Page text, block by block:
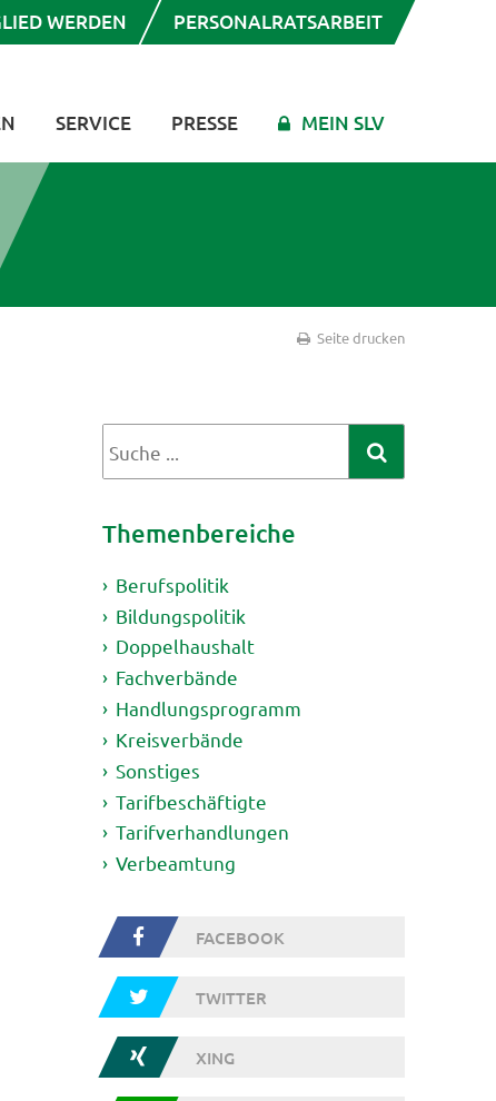
WERDEN PERSONALRATSARBEIT
SERVICE PRESSE MEIN SLV
Seite drucken
Themenbereiche
Berufspolitik
Bildungspolitik
Doppelhaushalt
Fachverbände
Handlungsprogramm
Kreisverbände
Sonstiges
Tarifbeschäftigte
Tarifverhandlungen
Verbeamtung
FACEBOOK
TWITTER
XING